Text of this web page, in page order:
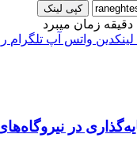
کپی لینک
لینکدین واتس آپ تلگرام
در